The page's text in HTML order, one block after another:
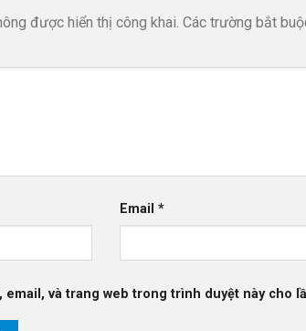
được hiển thị công khai. Các trường bắt
Email *
email, và trang web trong trình duyệt này cho